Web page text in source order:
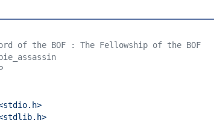
of the BOF : The Fellowship of the BOF
stdio.h>
stdlib.h>